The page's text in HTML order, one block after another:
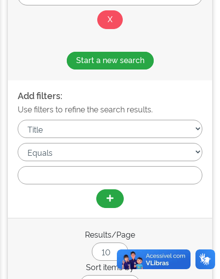
Start a new search
Add filters:
Use filters to refine the search results.
Results/Page
Sort items by